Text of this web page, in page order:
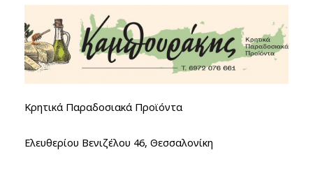
Κρητικά Παραδοσιακά Προϊόντα
Ελευθερίου Βενιζέλου 46, Θεσσαλονίκη